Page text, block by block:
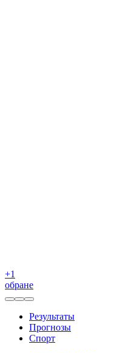
+1
обране
Результаты
Прогнозы
Спорт